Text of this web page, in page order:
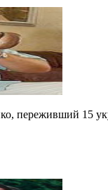
переживший 15